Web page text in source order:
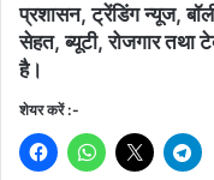
प्रशासन, ट्रेंडिंग न्यूज,
सेहत, ब्यूटी, रोजगार तथा
है।
शेयर करें :-